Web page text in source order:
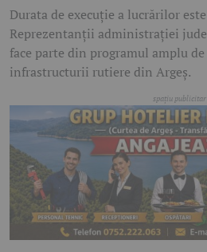
Durata de execuție a lucrărilor
Reprezentanții administrației
face parte din programul amplu
infrastructurii rutiere din Argeș.